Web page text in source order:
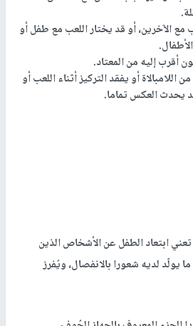
مع الآخرين، أو قد يختار اللعب مع طفل أو
أقرب إليه من المعتاد.
أو يفقد التركيز أثناء اللعب أو
يحدث العكس تماما.
ابتعاد الطفل عن الأشخاص الذين
يولّد لديه شعورا بالانفصال، ويُفرز